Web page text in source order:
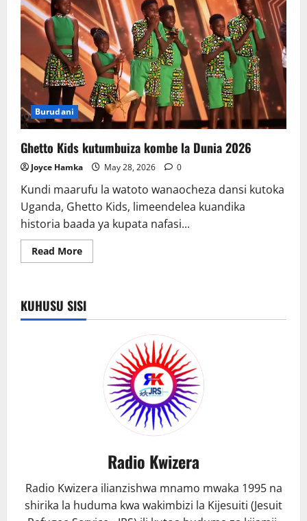
Burudani
Ghetto Kids kutumbuiza kombe la Dunia 2026
Joyce Hamka May 28, 2026 0
Kundi maarufu la watoto wanaocheza dansi kutoka
Uganda, Ghetto Kids, limeendelea kuandika
historia baada ya kupata nafasi...
Read MoreRead
more
kutumbuiza
kombe
la
KUHUSU SISI
Radio Kwizera
Radio Kwizera ilianzishwa mnamo mwaka 1995 na
shirika la huduma kwa wakimbizi la Kijesuiti (Jesuit